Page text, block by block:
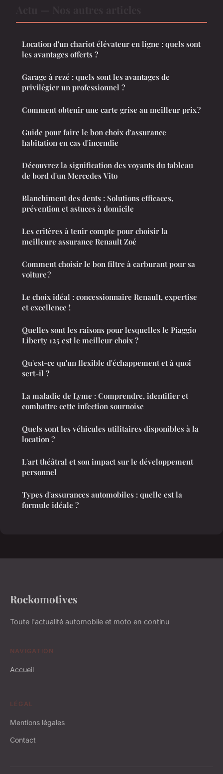
Location d'un chariot élévateur en ligne : quels sont
les avantages offerts ?
Garage à rezé : quels sont les avantages de
privilégier un professionnel ?
Comment obtenir une carte grise au meilleur prix ?
Guide pour faire le bon choix d'assurance
habitation en cas d'incendie
Découvrez la signification des voyants du tableau
de bord d'un Mercedes Vito
Blanchiment des dents : Solutions efficaces,
prévention et astuces à domicile
Les critères à tenir compte pour choisir la
meilleure assurance Renault Zoé
Comment choisir le bon filtre à carburant pour sa
voiture ?
Le choix idéal : concessionnaire Renault, expertise
et excellence !
Quelles sont les raisons pour lesquelles le Piaggio
Liberty 125 est le meilleur choix ?
Qu'est-ce qu'un flexible d'échappement et à quoi
sert-il ?
La maladie de Lyme : Comprendre, identifier et
combattre cette infection sournoise
Quels sont les véhicules utilitaires disponibles à la
location ?
L'art théâtral et son impact sur le développement
personnel
Types d'assurances automobiles : quelle est la
formule idéale ?
Rockomotives
Toute l'actualité automobile et moto en continu
NAVIGATION
Accueil
LÉGAL
Mentions légales
Contact